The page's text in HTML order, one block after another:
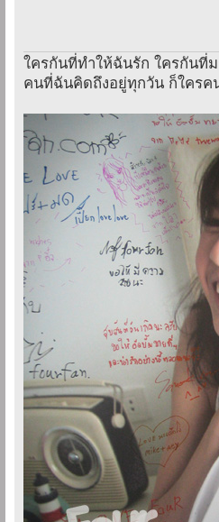
ใครกันที่ทำให้ฉันรัก ใครกันที่
คนที่ฉันคิดถึงอยู่ทุกวัน ก็ใคร